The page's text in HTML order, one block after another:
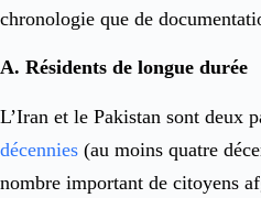
chronologie que de
A. Résidents de longue durée
L’Iran et le Pakistan sont deux
décennies (au moins quatre
nombre important de citoyens